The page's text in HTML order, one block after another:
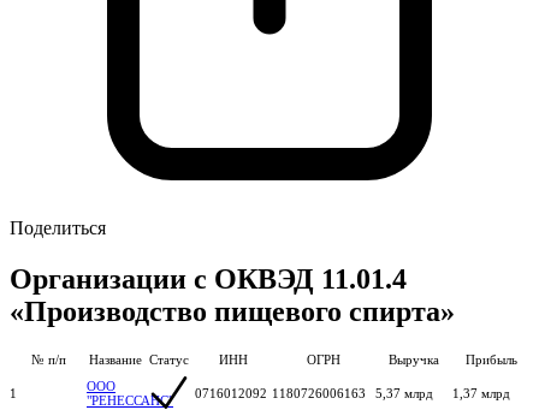
Поделиться
Организации с ОКВЭД 11.01.4
«Производство пищевого спирта»
№ п/п Название Статус ИНН ОГРН Выручка Прибыль
1
ООО
"РЕНЕССАНС"
0716012092 1180726006163 5,37 млрд 1,37 млрд